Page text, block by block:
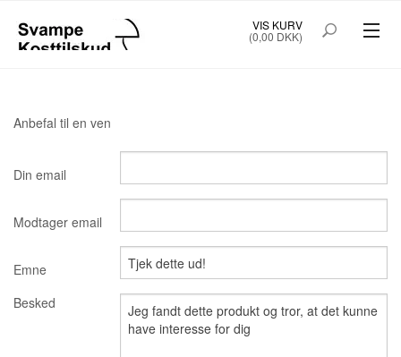
VIS KURV
(0,00 DKK)
PULVER EKSTRAKT 200G
SUPERFOOD FOR SMOOTHIES
MUSHROOMS 4 PETS
PLEJEPRODUKTER
Anbefal til en ven
Din email
Modtager email
Emne
Besked